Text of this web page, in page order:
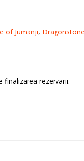
of Jumanji, Dragonstone
finalizarea rezervarii.